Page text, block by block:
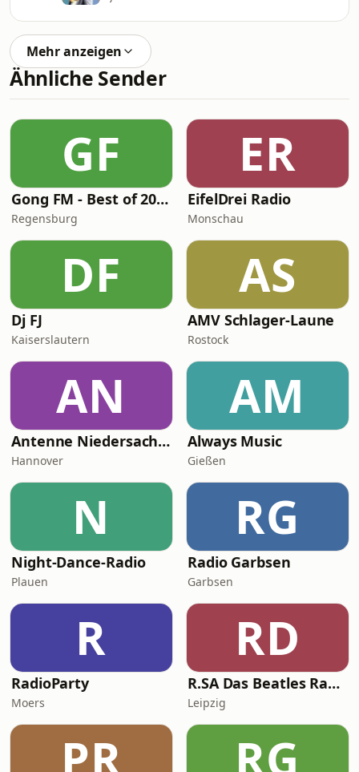
Mehr anzeigen
Ähnliche Sender
GF
Gong FM - Best of 2000
Regensburg
ER
EifelDrei Radio
Monschau
DF
Dj FJ
Kaiserslautern
AS
AMV Schlager-Laune
Rostock
AN
Antenne Niedersachsen Schlager
Hannover
AM
Always Music
Gießen
N
Night-Dance-Radio
Plauen
RG
Radio Garbsen
Garbsen
R
RadioParty
Moers
RD
R.SA Das Beatles Radio
Leipzig
PR RG